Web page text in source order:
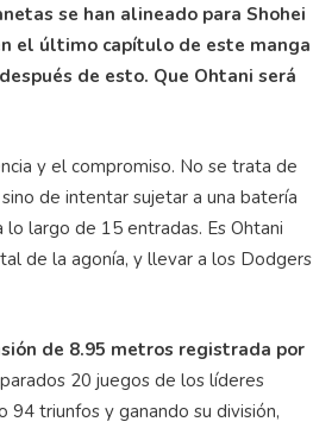
se han alineado para Shohei
el último capítulo de este manga
de esto. Que Ohtani será
y el compromiso. No se trata de
de intentar sujetar a una batería
lo largo de 15 entradas. EsOhtani
de la agonía, y llevar a los Dodgers
de 8.95 metros registrada por
20 juegos de los líderes
94 triunfos y ganando su división,